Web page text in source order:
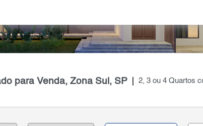
para Venda, Zona Sul, SP 2, 3 ou 4 Quartos